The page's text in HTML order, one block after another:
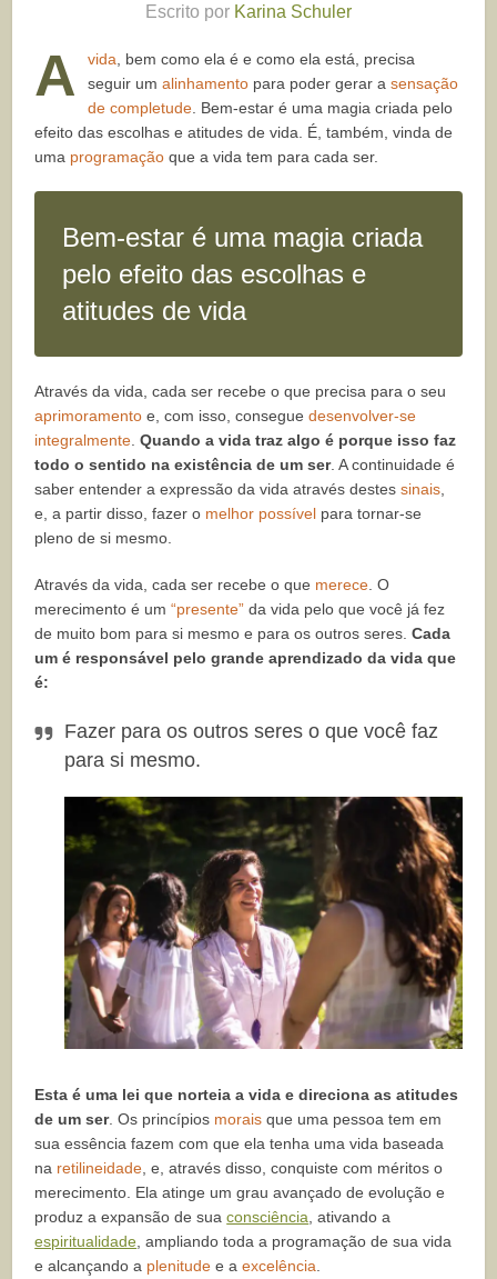
Escrito por Karina Schuler
A vida , bem como ela é e como ela está, precisa
seguir umalinhamento para poder gerar asensação
de completude . Bem-estar é uma magia criada pelo
efeito das escolhas e atitudes de vida. É, também, vinda de
uma programação que a vida tem para cada ser.
Bem-estar é uma magia criada
pelo efeito das escolhas e
atitudes de vida
Através da vida, cada ser recebe o que precisa para o seu
aprimoramento e, com isso, conseguedesenvolver-se
integralmente .Quando a vida traz algo é porque isso faz
todo o sentido na existência de um ser. A continuidade é
saber entender a expressão da vida através destessinais
e, a partir disso, fazer o melhor possível para tornar-se
pleno de si mesmo.
Através da vida, cada ser recebe o que merece . O
merecimento é um“presente” da vida pelo que você já fez
de muito bom para si mesmo e para os outros seres. Cada
um é responsável pelo grande aprendizado da vida que
é:
Fazer para os outros seres o que você faz
para si mesmo.
Esta é uma lei que norteia a vida e direciona as atitudes
de um ser. Os princípios morais que uma pessoa tem em
sua essência fazem com que ela tenha uma vida baseada
na retilineidade , e, através disso, conquiste com méritos o
merecimento. Ela atinge um grau avançado de evolução e
produz a expansão de suaconsciência , ativando a
espiritualidade , ampliando toda a programação de sua vida
e alcançando a plenitude e aexcelência